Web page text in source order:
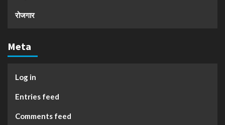
रोजगार
Meta
Log in
Entries feed
Comments feed